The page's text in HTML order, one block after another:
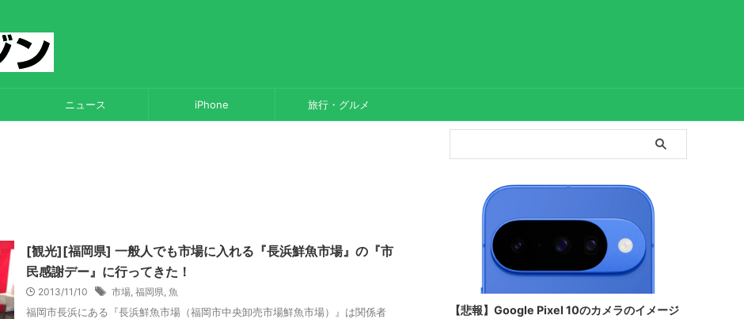
ニュース iPhone 旅行・グルメ
[観光][福岡県] 一般人でも市場に入れる『長浜鮮魚市場』の『市
民感謝デー』に行ってきた！
2013/11/10 市場, 福岡県, 魚
福岡市長浜にある『長浜鮮魚市場（福岡市中央卸売市場鮮魚市場）』は関係者
【悲報】Google Pixel 10のカメラのイメージ